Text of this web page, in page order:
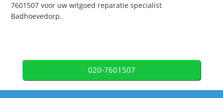
7601507 voor uw witgoed reparatie specialist
Badhoevedorp.
020-7601507